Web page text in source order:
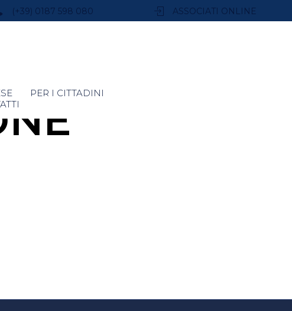
(+39) 0187 598 080 ASSOCIATI ONLINE
PER I CITTADINI